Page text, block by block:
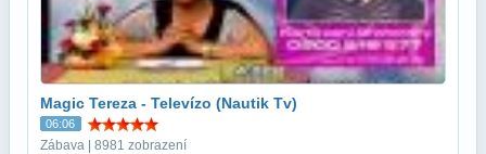
Magic Tereza - Televízo (Nautik Tv)
06:06
Zábava | 8981 zobrazení